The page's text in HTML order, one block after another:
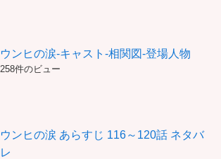
ウンヒの涙-キャスト-相関図-登場人物
258件のビュー
ウンヒの涙 あらすじ 116～120話 ネタバ
レ